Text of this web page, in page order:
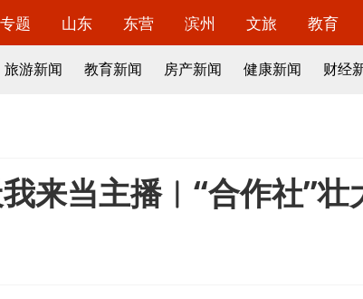
专题 山东 东营 滨州 文旅 教育
旅游新闻 教育新闻 房产新闻 健康新闻 财经
来当主播︱“合作社”壮